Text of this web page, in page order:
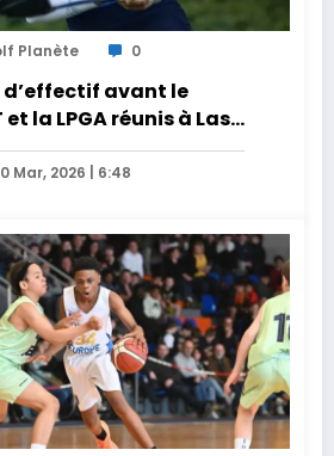
Planète 0
d’effectif avant le
et la LPGA réunis à Las
de la semaine
Mar, 2026 | 6:48